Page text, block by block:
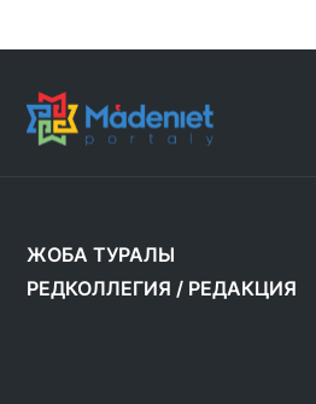
ЖОБА ТУРАЛЫ
РЕДКОЛЛЕГИЯ / РЕДАКЦИЯ